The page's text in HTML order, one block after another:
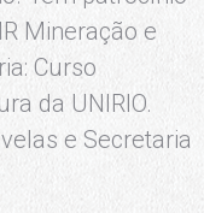
Mineração e
Curso
da UNIRIO.
e Secretaria